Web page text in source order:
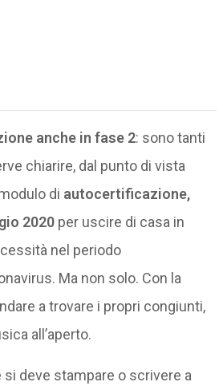
anche in fase 2: sono tanti
chiarire, dal punto di vista
di autocertificazione,
2020 per uscire di casa in
nel periodo
Ma non solo. Con la
a trovare i propri congiunti,
all’aperto.
si deve stampare o scrivere a